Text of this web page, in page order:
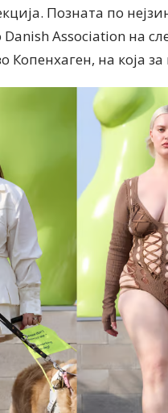
Позната по
Association на
Копенхаген, на која
Дваесет